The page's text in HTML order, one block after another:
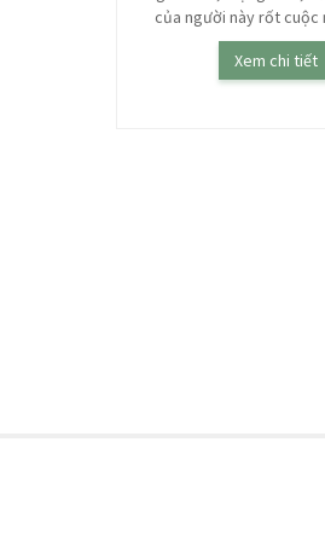
của người này rốt cuộc
Xem chi tiết